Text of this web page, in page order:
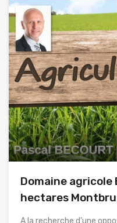
Domaine agricole
hectares
A la recherche d’une